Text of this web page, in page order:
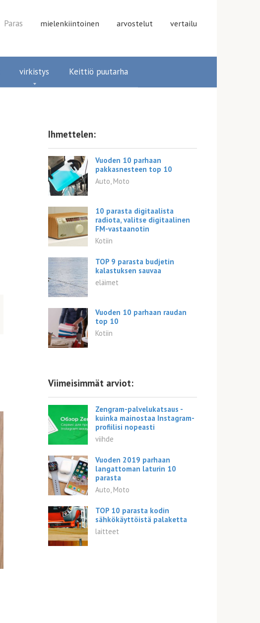
Paras mielenkiintoinen arvostelut vertailu
virkistys Keittiö puutarha
Ihmettelen:
Vuoden 10 parhaan
pakkasnesteen top 10
Auto, Moto
10 parasta digitaalista
radiota, valitse digitaalinen
FM-vastaanotin
Kotiin
TOP 9 parasta budjetin
kalastuksen sauvaa
eläimet
Vuoden 10 parhaan raudan
top 10
Kotiin
Viimeisimmät arviot:
Zengram-palvelukatsaus -
kuinka mainostaa Instagram-
profiilisi nopeasti
viihde
Vuoden 2019 parhaan
langattoman laturin 10
parasta
Auto, Moto
TOP 10 parasta kodin
sähkökäyttöistä palaketta
laitteet